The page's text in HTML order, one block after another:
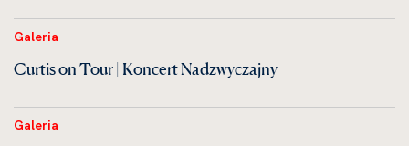
Galeria
Curtis on Tour | Koncert Nadzwyczajny
Galeria